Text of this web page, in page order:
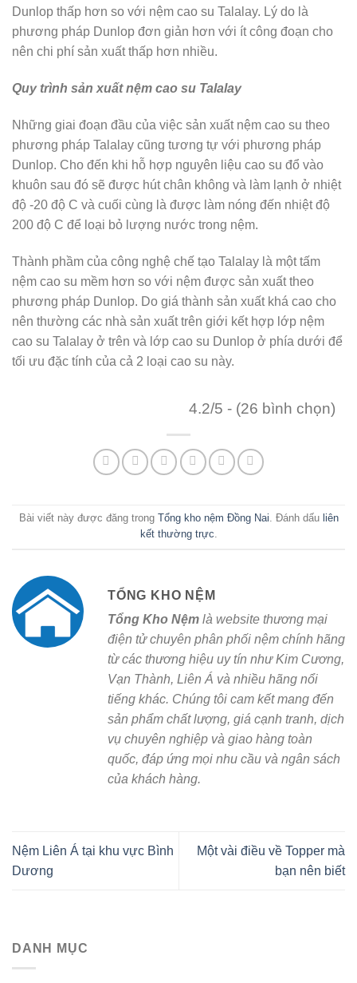
Dunlop thấp hơn so với nệm cao su Talalay. Lý do là
phương pháp Dunlop đơn giản hơn với ít công đoạn cho
nên chi phí sản xuất thấp hơn nhiều.
Quy trình sản xuất nệm cao su Talalay
Những giai đoạn đầu của việc sản xuất nệm cao su theo
phương pháp Talalay cũng tương tự với phương pháp
Dunlop. Cho đến khi hỗ hợp nguyên liệu cao su đổ vào
khuôn sau đó sẽ được hút chân không và làm lạnh ở nhiệt
độ -20 độ C và cuối cùng là được làm nóng đến nhiệt độ
200 độ C để loại bỏ lượng nước trong nệm.
Thành phầm của công nghệ chế tạo Talalay là một tấm
nệm cao su mềm hơn so với nệm được sản xuất theo
phương pháp Dunlop. Do giá thành sản xuất khá cao cho
nên thường các nhà sản xuất trên giới kết hợp lớp nệm
cao su Talalay ở trên và lớp cao su Dunlop ở phía dưới để
tối ưu đặc tính của cả 2 loại cao su này.
4.2/5 - (26 bình chọn)
Bài viết này được đăng trong Tổng kho nệm Đồng Nai. Đánh dấu liên
kết thường trực.
TỔNG KHO NỆM
Tổng Kho Nệm là website thương mại
điện tử chuyên phân phối nệm chính hãng
từ các thương hiệu uy tín như Kim Cương,
Vạn Thành, Liên Á và nhiều hãng nổi
tiếng khác. Chúng tôi cam kết mang đến
sản phẩm chất lượng, giá cạnh tranh, dịch
vụ chuyên nghiệp và giao hàng toàn
quốc, đáp ứng mọi nhu cầu và ngân sách
của khách hàng.
Nệm Liên Á tại khu vực Bình
Dương
Một vài điều về Topper mà
bạn nên biết
DANH MỤC